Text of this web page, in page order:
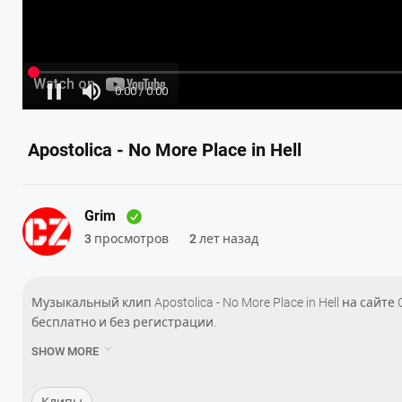
Apostolica - No More Place in Hell
Grim
3 просмотров 2 лет назад
Музыкальный клип Apostolica - No More Place in Hell на
бесплатно и без регистрации.
SHOW MORE 